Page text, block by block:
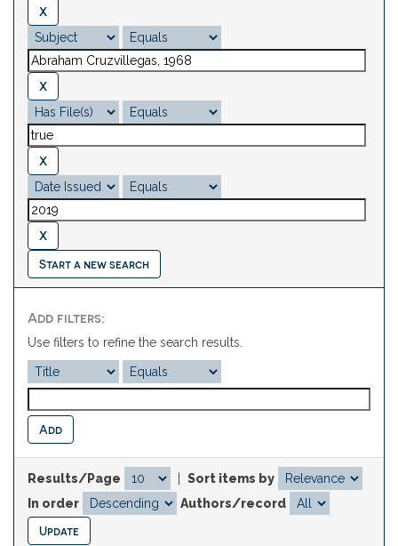
Start a new search
Add filters:
Use filters to refine the search results.
Results/Page
Sort items by
In order
Authors/record